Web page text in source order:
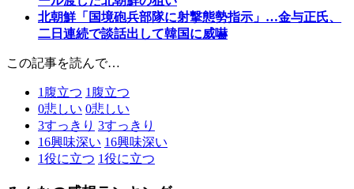
北朝鮮「国境砲兵部隊に射撃態勢指示」…金与正氏、
二日連続で談話出して韓国に威嚇
この記事を読んで…
1 腹立つ 1 腹立つ
0悲しい 0悲しい
3すっきり 3すっきり
16興味深い 16興味深い
1役に立つ 1役に立つ